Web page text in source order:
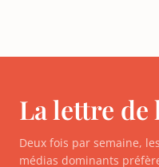
La lettre de
Deux fois par semaine,
médias dominants